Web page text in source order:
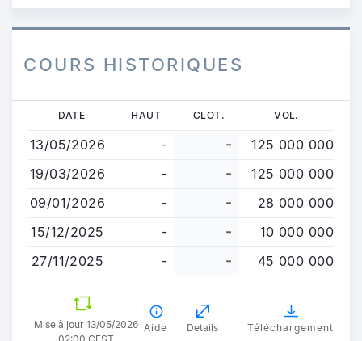
COURS HISTORIQUES
contenu
principal
DATE HAUT CLOT. VOL.
13/05/2026 - -
125 000 000
19/03/2026
- -
125 000 000
09/01/2026
- -
28 000 000
15/12/2025
- -
10 000 000
27/11/2025
- - 45 000 000
Mise à jour 13/05/2026 Aide Details Téléchargement